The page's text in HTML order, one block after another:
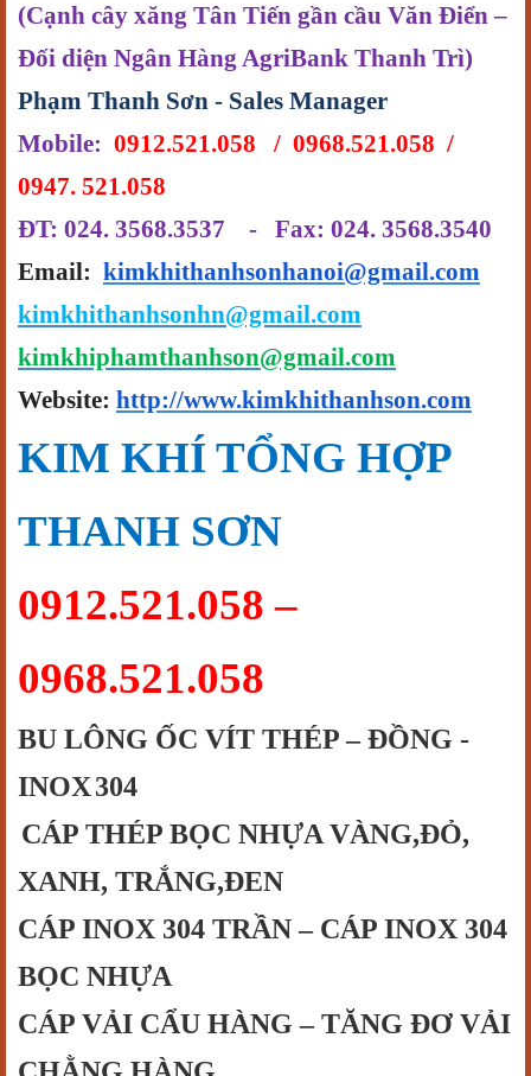
(Cạnh cây xăng Tân Tiến gần cầu Văn Điển –
Đối diện Ngân Hàng AgriBank Thanh Trì)
Phạm Thanh Sơn - Sales Manager
Mobile: 0912.521.058 / 0968.521.058 /
0947. 521.058
ĐT: 024. 3568.3537 - Fax: 024. 3568.3540
Email: kimkhithanhsonhanoi@gmail.com
kimkhithanhsonhn@gmail.com
kimkhiphamthanhson@gmail.com
Website: http://www.kimkhithanhson.com
KIM KHÍ TỔNG HỢP
THANH SƠN
0912.521.058 –
0968.521.058
BU LÔNG ỐC VÍT THÉP – ĐỒNG -
INOX304
CÁP THÉP BỌC NHỰA VÀNG,ĐỎ,
XANH, TRẮNG,ĐEN
CÁP INOX 304 TRẦN – CÁP INOX 304
BỌC NHỰA
CÁP VẢI CẨU HÀNG – TĂNG ĐƠ VẢI